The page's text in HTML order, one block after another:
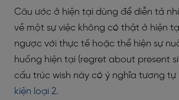
Câu ước ở hiện tại dùng để diễn tả
về một sự việc không có thật ở hiện
ngược với thực tế hoặc thể hiện sự
huống hiện tại (regret about present
cấu trúc wish này có ý nghĩa tương tự
kiện loại 2.